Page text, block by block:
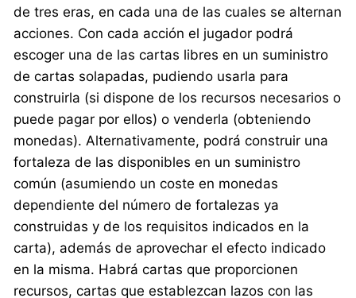
de tres eras, en cada una de las cuales se alternan
acciones. Con cada acción el jugador podrá
escoger una de las cartas libres en un suministro
de cartas solapadas, pudiendo usarla para
construirla (si dispone de los recursos necesarios o
puede pagar por ellos) o venderla (obteniendo
monedas). Alternativamente, podrá construir una
fortaleza de las disponibles en un suministro
común (asumiendo un coste en monedas
dependiente del número de fortalezas ya
construidas y de los requisitos indicados en la
carta), además de aprovechar el efecto indicado
en la misma. Habrá cartas que proporcionen
recursos, cartas que establezcan lazos con las